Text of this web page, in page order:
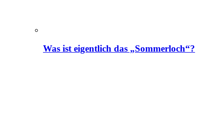
Was ist eigentlich das „Sommerloch“?